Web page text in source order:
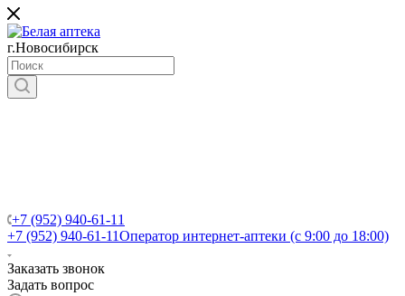
г.Новосибирск
+7 (952) 940-61-11
+7 (952) 940-61-11Оператор интернет-аптеки (с 9:00 до 18:00)
Заказать звонок
Задать вопрос